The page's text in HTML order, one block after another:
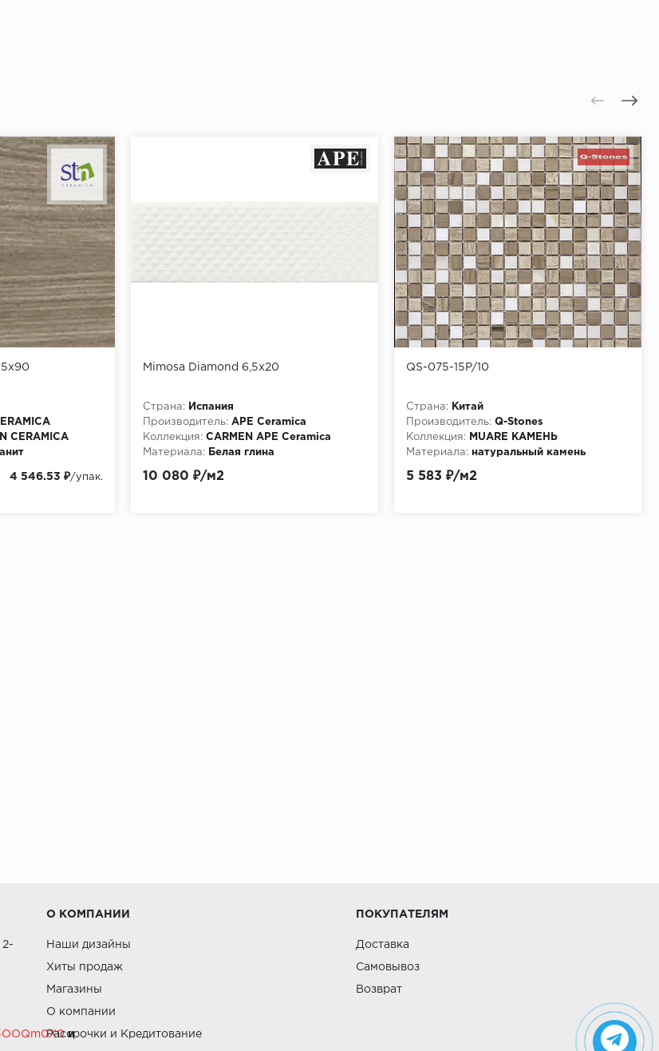
CERAMICA
4 546.53 ₽/упак.
Mimosa Diamond 6,5x20
Страна:
Испания
Производитель: APE Ceramica
Коллекция: CARMEN APE Cerаmica
Материала:
Белая глина
10 080 ₽/м2
QS-075-15P/10
Страна:
Китай
Производитель: Q-Stones
Коллекция:
MUARE КАМЕНЬ
Материала: натуральный камень
5 583 ₽/м2
2-
и
О КОМПАНИИ
Наши дизайны
Хиты продаж
Магазины
О компании
Рассрочки и Кредитование
ПОКУПАТЕЛЯМ
Доставка
Самовывоз
Возврат